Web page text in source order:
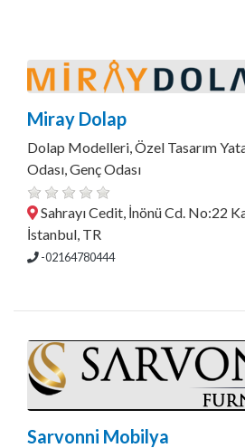
Miray Dolap
Dolap Modelleri, Özel Tasarım
Odası, Genç Odası
Sahrayı Cedit, İnönü Cd. No:22
İstanbul, TR
-02164780444
Sarvonni Mobilya